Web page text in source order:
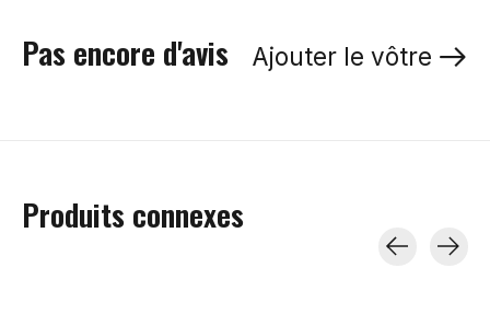
Pas encore d'avis Ajouter le vôtre
Produits connexes